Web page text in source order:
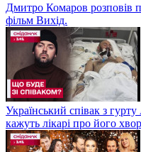
Дмитро Комаров розповів
фільм Вихід.
Український співак з
кажуть лікарі про його